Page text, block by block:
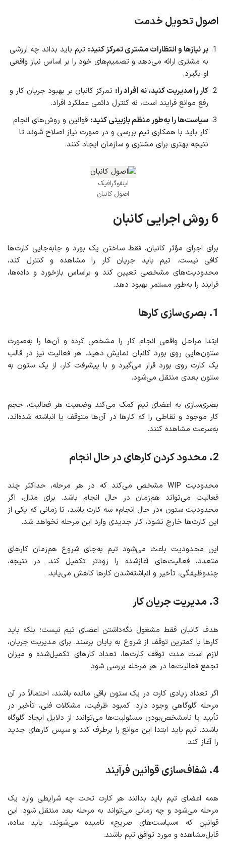
اصول تحویل خدمت
بر نیازها و انتظارات مشتری تمرکز کنید: تیم باید بداند چه ارزشی
به مشتری ارائه می‌دهد و تصمیم‌های خود را بر اساس نیاز واقعی
او بگیرد.
کار را مدیریت کنید، نه افراد را: تمرکز کانبان بر بهبود جریان کار و
رفع موانع فرایند است، نه کنترل دائمی عملکرد افراد.
سیاست‌ها را به‌طور منظم بازبینی کنید: قوانین و روش‌های انجام
کار باید با همکاری تیم بررسی و در صورت نیاز اصلاح شوند تا
نتیجه بهتری برای مشتری و سازمان ایجاد کنند.
اینفوگرافیک
اصول کانبان
6 روش اجرایی کانبان
برای اجرای مؤثر کانبان، فقط ساختن یک بورد و جابه‌جایی کارت‌ها
کافی نیست. تیم باید جریان کار را مشاهده و کنترل کند،
محدودیت‌های مشخصی تعیین کند و براساس بازخورد و داده‌ها،
فرایند را به‌طور مستمر بهبود دهد.
1. بصری‌سازی کارها
ابتدا مراحل واقعی انجام کار را مشخص کرده و آن‌ها را به‌صورت
ستون‌هایی روی بورد کانبان نمایش دهید. هر فعالیت نیز در قالب
یک کارت روی بورد قرار می‌گیرد و با پیشرفت کار، از یک ستون به
ستون بعدی منتقل می‌شود.
بصری‌سازی به اعضای تیم کمک می‌کند وضعیت هر فعالیت، حجم
کار موجود و نقاطی را که کارها در آن‌ها متوقف یا انباشته شده‌اند،
به‌سرعت مشاهده کنند.
2. محدود کردن کارهای در حال انجام
محدودیت WIP مشخص می‌کند که در هر مرحله، حداکثر چند
فعالیت می‌تواند هم‌زمان در حال انجام باشد. برای مثال، اگر
محدودیت ستون «در حال انجام» سه کارت باشد، تا زمانی که یکی از
این کارت‌ها خارج نشود، کار جدیدی وارد این مرحله نخواهد شد.
این محدودیت باعث می‌شود تیم به‌جای شروع هم‌زمان کارهای
متعدد، فعالیت‌های آغازشده را زودتر تکمیل کند. در نتیجه،
چندوظیفگی، تأخیر و انباشته‌شدن کارها کاهش می‌یابد.
3. مدیریت جریان کار
هدف کانبان فقط مشغول نگه‌داشتن اعضای تیم نیست؛ بلکه باید
کارها با کمترین توقف از شروع به پایان برسند. برای مدیریت جریان،
لازم است مدت توقف کارت‌ها، تعداد کارهای تکمیل‌شده و میزان
تجمع فعالیت‌ها در هر مرحله بررسی شود.
اگر تعداد زیادی کارت در یک ستون باقی مانده باشند، احتمالاً در آن
مرحله گلوگاهی وجود دارد. کمبود ظرفیت، مشکلات فنی، تأخیر در
تأیید یا نامشخص‌بودن مسئولیت‌ها می‌توانند از دلایل ایجاد گلوگاه
باشند. تیم باید ابتدا این موانع را برطرف کند و سپس کارهای جدید
را آغاز کند.
4. شفاف‌سازی قوانین فرآیند
همه اعضای تیم باید بدانند هر کارت تحت چه شرایطی وارد یک
مرحله می‌شود و چه زمانی می‌تواند به مرحله بعد منتقل شود. این
قوانین که «سیاست‌های صریح» نامیده می‌شوند، باید ساده،
قابل‌مشاهده و مورد توافق تیم باشند.